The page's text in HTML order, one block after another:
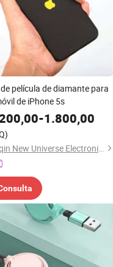
película de diamante para
de iPhone 5s
-1.800,00
Beijing Daqin New Universe Electronic Co., Ltd.